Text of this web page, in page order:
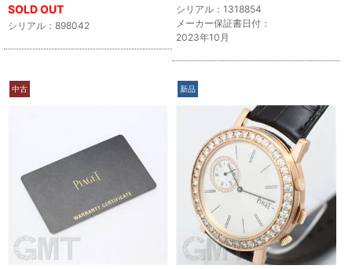
SOLD OUT
シリアル：898042
シリアル：1318854
メーカー保証書日付：
2023年10月
中古 新品